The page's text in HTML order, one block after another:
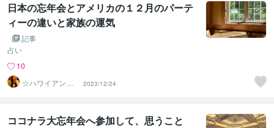
日本の忘年会とアメリカの１２月のパーテ
ィーの違いと家族の運気
記事
占い
10
☆ハワイアンス
ピリチュル☆～
ハナイノウエ
2023/12/24
ココナラ大忘年会へ参加して、思うこと